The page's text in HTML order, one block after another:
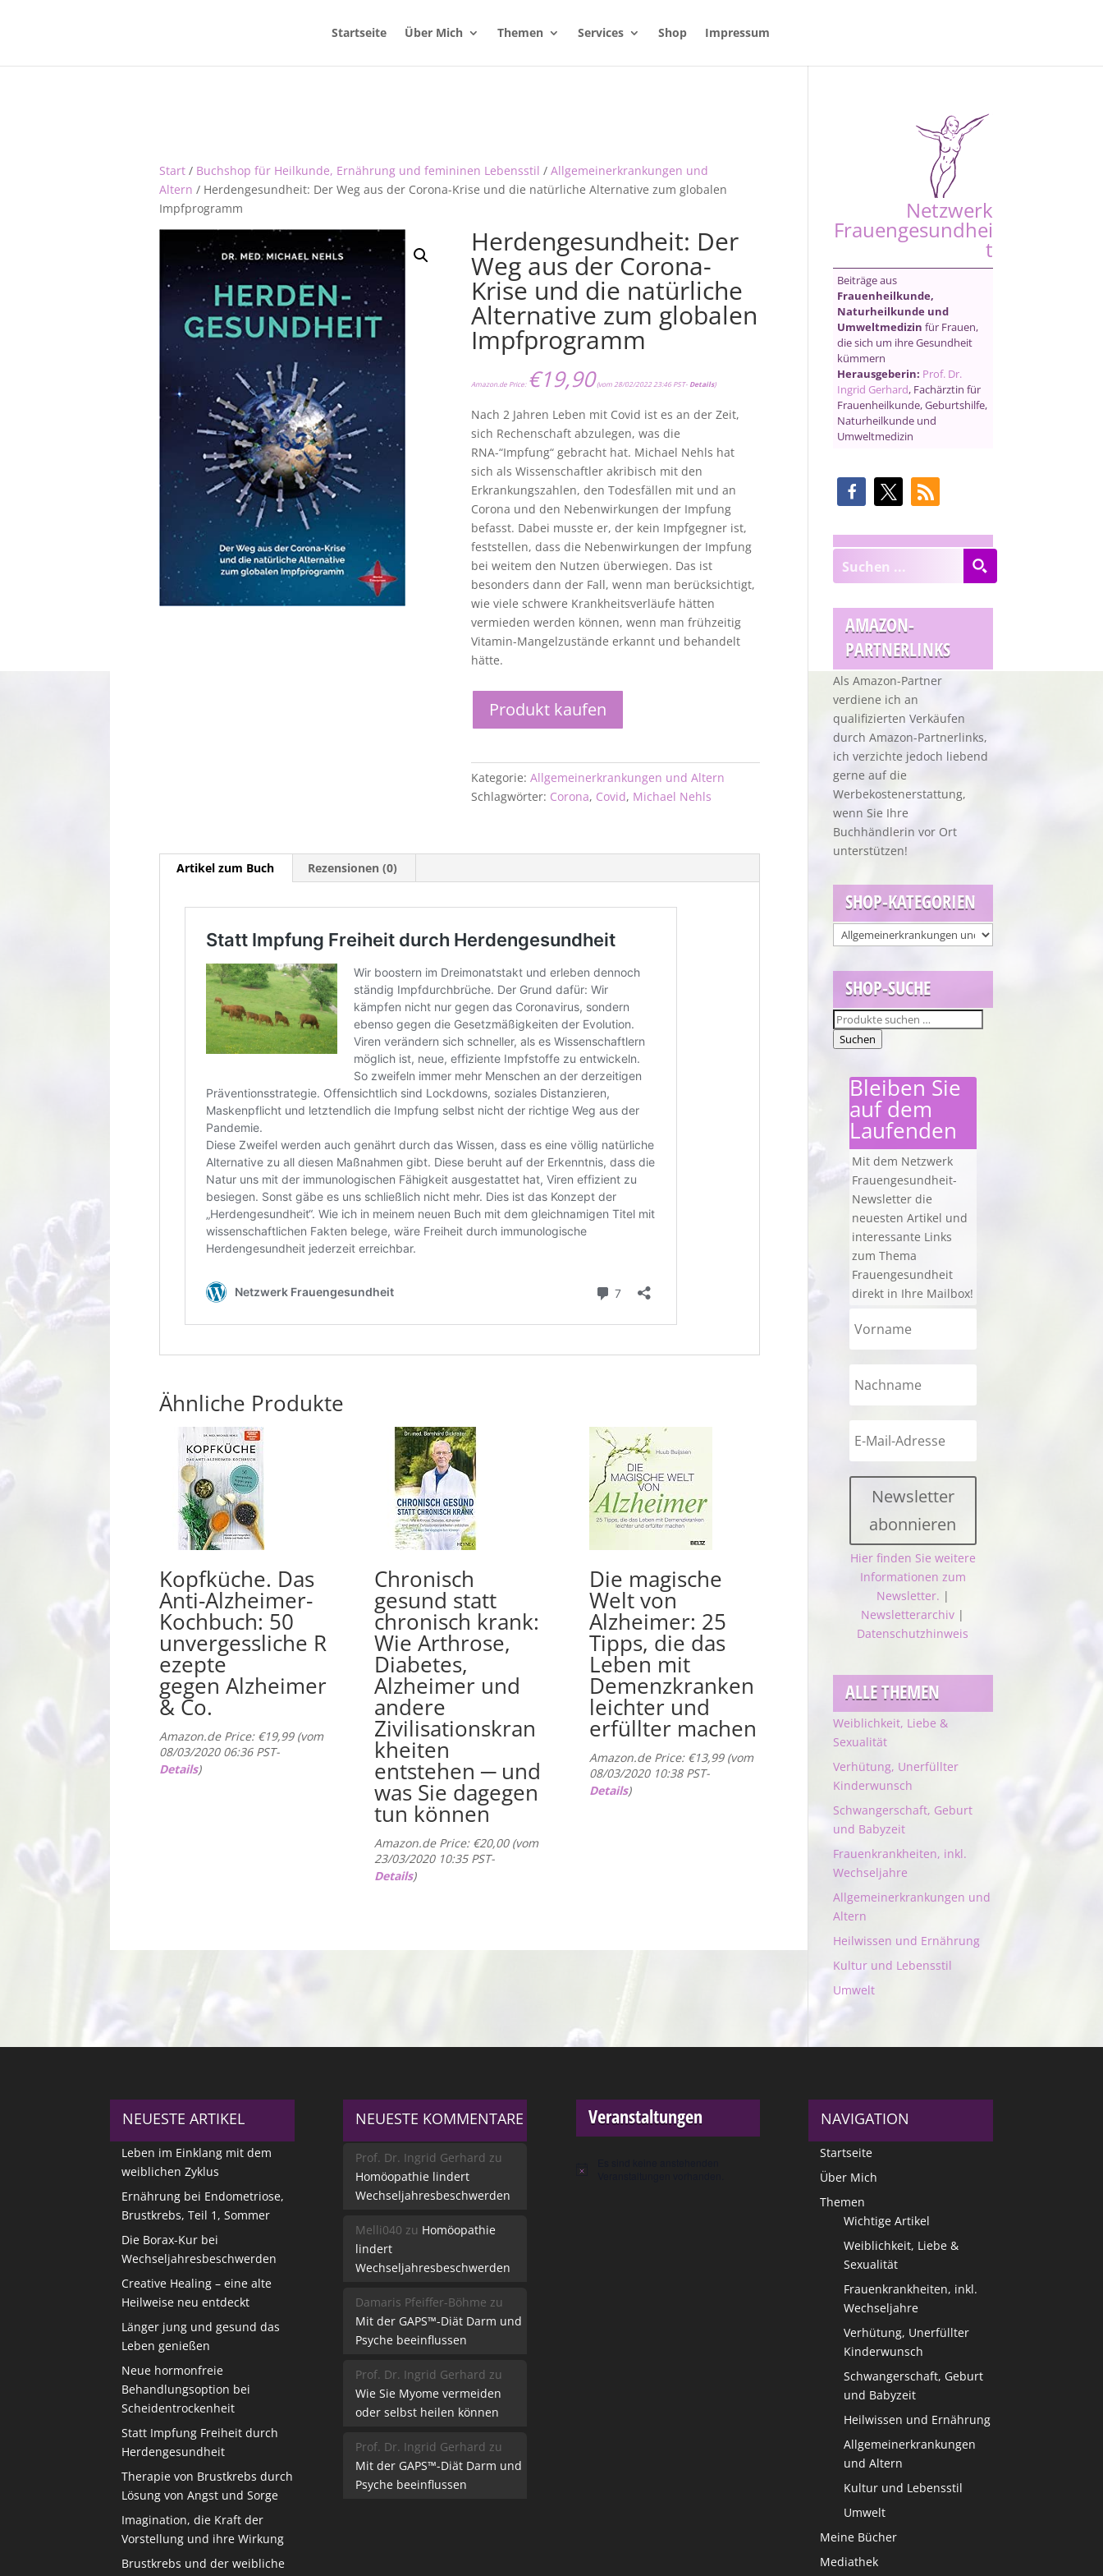
Startseite Über Mich Themen Services Shop Impressum
Start/ Buchshop für Heilkunde, Ernährung und femininen Lebensstil / Allgemeinerkrankungen und
Altern / Herdengesundheit: Der Weg aus der Corona-Krise und die natürliche Alternative zum globalen
Impfprogramm
Herdengesundheit: Der
Weg aus der Corona-
Krise und die natürliche
Alternative zum globalen
Impfprogramm
Amazon.de Price: €19,90(vom 28/02/2022 23:46 PST- Details)
Nach 2 Jahren Leben mit Covid ist es an der Zeit,
sich Rechenschaft abzulegen, was die
RNA-“Impfung“ gebracht hat. Michael Nehls hat
sich als Wissenschaftler akribisch mit den
Erkrankungszahlen, den Todesfällen mit und an
Corona und den Nebenwirkungen der Impfung
befasst. Dabei musste er, der kein Impfgegner ist,
feststellen, dass die Nebenwirkungen der Impfung
bei weitem den Nutzen überwiegen. Das ist
besonders dann der Fall, wenn man berücksichtigt,
wie viele schwere Krankheitsverläufe hätten
vermieden werden können, wenn man frühzeitig
Vitamin-Mangelzustände erkannt und behandelt
hätte.
Produkt kaufen
Kategorie:Allgemeinerkrankungen und Altern
Schlagwörter: Corona, Covid, Michael Nehls
Artikel zum Buch Rezensionen (0)
Ähnliche Produkte
Kopfküche. Das
Anti-Alzheimer-
Kochbuch: 50
unvergessliche R
ezepte
gegen Alzheimer
& Co.
Amazon.de Price: €19,99(vom
08/03/2020 06:36 PST-
Details)
Chronisch
gesund statt
chronisch krank:
Wie Arthrose,
Diabetes,
Alzheimer und
andere
Zivilisationskran
kheiten
entstehen ─ und
was Sie dagegen
tun können
Amazon.de Price: €20,00(vom
23/03/2020 10:35 PST-
Details)
Die magische
Welt von
Alzheimer: 25
Tipps, die das
Leben mit
Demenzkranken
leichter und
erfüllter machen
Amazon.de Price: €13,99(vom
08/03/2020 10:38 PST-
Details)
Netzwerk
Frauengesundhei
t
Beiträge aus
Frauenheilkunde,
Naturheilkunde und
Umweltmedizin für Frauen,
die sich um ihre Gesundheit
kümmern
Herausgeberin: Prof. Dr.
Ingrid Gerhard, Fachärztin für
Frauenheilkunde, Geburtshilfe,
Naturheilkunde und
Umweltmedizin
AMAZON-
PARTNERLINKS
Als Amazon-Partner
verdiene ich an
qualifizierten Verkäufen
durch Amazon-Partnerlinks,
ich verzichte jedoch liebend
gerne auf die
Werbekostenerstattung,
wenn Sie Ihre
Buchhändlerin vor Ort
unterstützen!
SHOP-KATEGORIEN
SHOP-SUCHE
Suchen
nach:
Suchen
Bleiben Sie
auf dem
Laufenden
Mit dem Netzwerk
Frauengesundheit-
Newsletter die
neuesten Artikel und
interessante Links
zum Thema
Frauengesundheit
direkt in Ihre Mailbox!
Newsletter
abonnieren
Hier finden Sie weitere
Informationen zum
Newsletter. |
Newsletterarchiv |
Datenschutzhinweis
ALLE THEMEN
Weiblichkeit, Liebe &
Sexualität
Verhütung, Unerfüllter
Kinderwunsch
Schwangerschaft, Geburt
und Babyzeit
Frauenkrankheiten, inkl.
Wechseljahre
Allgemeinerkrankungen und
Altern
Heilwissen und Ernährung
Kultur und Lebensstil
Umwelt
NEUESTE ARTIKEL
Leben im Einklang mit dem
weiblichen Zyklus
Ernährung bei Endometriose,
Brustkrebs, Teil 1, Sommer
Die Borax-Kur bei
Wechseljahresbeschwerden
Creative Healing – eine alte
Heilweise neu entdeckt
Länger jung und gesund das
Leben genießen
Neue hormonfreie
Behandlungsoption bei
Scheidentrockenheit
Statt Impfung Freiheit durch
Herdengesundheit
Therapie von Brustkrebs durch
Lösung von Angst und Sorge
Imagination, die Kraft der
Vorstellung und ihre Wirkung
Brustkrebs und der weibliche
NEUESTE KOMMENTARE
Prof. Dr. Ingrid Gerhard zu
Homöopathie lindert
Wechseljahresbeschwerden
Melli040 zu Homöopathie
lindert
Wechseljahresbeschwerden
Damaris Pfeiffer-Böhme zu
Mit der GAPS™-Diät Darm und
Psyche beeinflussen
Prof. Dr. Ingrid Gerhard zu
Wie Sie Myome vermeiden
oder selbst heilen können
Prof. Dr. Ingrid Gerhard zu
Mit der GAPS™-Diät Darm und
Psyche beeinflussen
Veranstaltungen
Hinweis
NAVIGATION
Startseite
Über Mich
Themen
Wichtige Artikel
Weiblichkeit, Liebe &
Sexualität
Frauenkrankheiten, inkl.
Wechseljahre
Verhütung, Unerfüllter
Kinderwunsch
Schwangerschaft, Geburt
und Babyzeit
Heilwissen und Ernährung
Allgemeinerkrankungen
und Altern
Kultur und Lebensstil
Umwelt
Meine Bücher
Mediathek